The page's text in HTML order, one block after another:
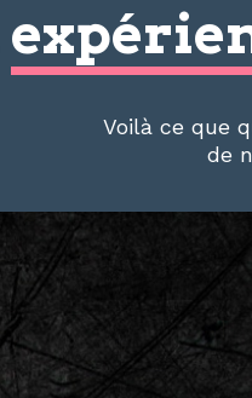
Voilà ce que
de